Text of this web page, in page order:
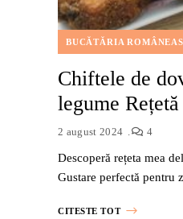
BUCĂTĂRIA
Chiftele de
legume
2 august 2024 4
Descoperă rețeta mea
Gustare perfectă pentru
CITESTE TOT